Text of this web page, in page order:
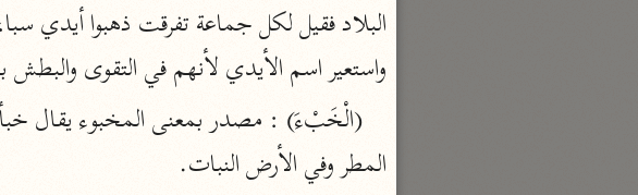
تفسير القرآن
السمعاني (٤٨٩ هـ)
الهداية إلى بلوغ النهاية
مكي بن أبي طالب (٤٣٧ هـ)
واستعير اسم الأيدي لأنهم في التقوى والبطش